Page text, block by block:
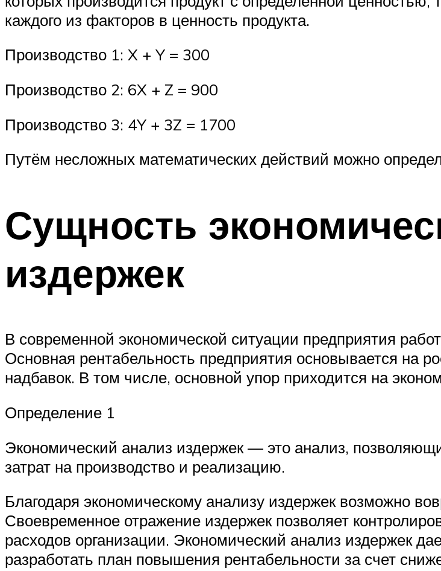
каждого из факторов в ценность продукта.
Производство 1: X + Y = 300
Производство 2: 6X + Z = 900
Производство 3: 4Y + 3Z = 1700
Путём несложных математических действий можно
Сущность
издержек
В современной экономической ситуации предприятия
Основная рентабельность предприятия основывается на
надбавок. В том числе, основной упор приходится на
Определение 1
Экономический анализ издержек — это анализ,
затрат на производство и реализацию.
Благодаря экономическому анализу издержек возможно
Своевременное отражение издержек позволяет
расходов организации. Экономический анализ издержек
разработать план повышения рентабельности за счет